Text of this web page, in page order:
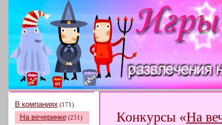
В компаниях (171)
На вечеринке(251) Конкурсы «На